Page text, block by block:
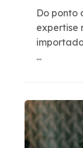
Do ponto
expertise
...